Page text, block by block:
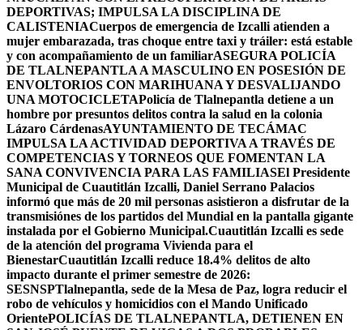
DEPORTIVAS; IMPULSA LA DISCIPLINA DE
CALISTENIACuerpos de emergencia de Izcalli atienden a
mujer embarazada, tras choque entre taxi y tráiler: está estable
y con acompañamiento de un familiarASEGURA POLICÍA
DE TLALNEPANTLA A MASCULINO EN POSESIÓN DE
ENVOLTORIOS CON MARIHUANA Y DESVALIJANDO
UNA MOTOCICLETAPolicía de Tlalnepantla detiene a un
hombre por presuntos delitos contra la salud en la colonia
Lázaro CárdenasAYUNTAMIENTO DE TECÁMAC
IMPULSA LA ACTIVIDAD DEPORTIVA A TRAVÉS DE
COMPETENCIAS Y TORNEOS QUE FOMENTAN LA
SANA CONVIVENCIA PARA LAS FAMILIASEl Presidente
Municipal de Cuautitlán Izcalli, Daniel Serrano Palacios
informó que más de 20 mil personas asistieron a disfrutar de la
transmisiónes de los partidos del Mundial en la pantalla gigante
instalada por el Gobierno Municipal.Cuautitlán Izcalli es sede
de la atención del programa Vivienda para el
BienestarCuautitlán Izcalli reduce 18.4% delitos de alto
impacto durante el primer semestre de 2026:
SESNSPTlalnepantla, sede de la Mesa de Paz, logra reducir el
robo de vehículos y homicidios con el Mando Unificado
OrientePOLICÍAS DE TLALNEPANTLA, ​DETIENEN EN